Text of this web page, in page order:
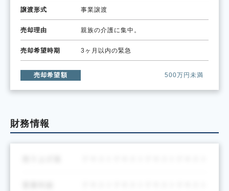
譲渡形式 事業譲渡
売却理由 親族の介護に集中。
売却希望時期 3ヶ月以内の緊急
売却希望額 500万円未満
財務情報